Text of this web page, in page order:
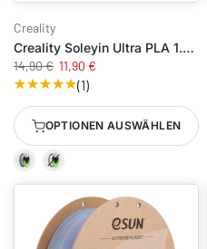
Creality
Creality Soleyin Ultra PLA 1.75 mm
14,90 € 11,90 €
(1)
OPTIONEN AUSWÄHLEN